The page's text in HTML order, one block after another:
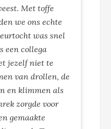
Met toffe
we ons echte
was snel
een collega
jezelf niet te
van drollen, de
en klimmen als
zorgde voor
gemaakte